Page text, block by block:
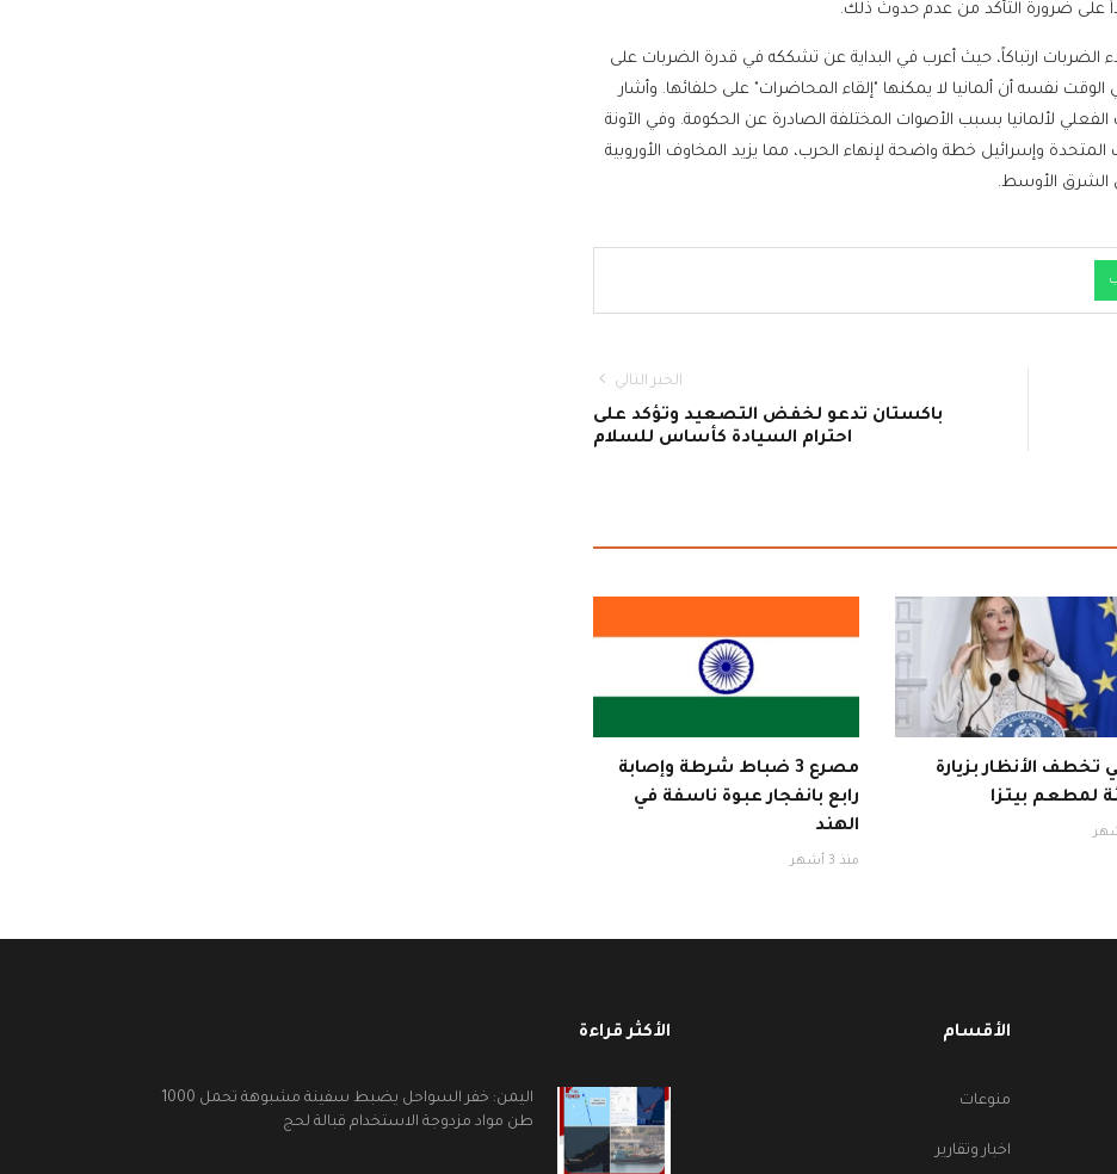
على ضرورة التأكد من عدم حدوث ذلك.
الضربات ارتباكاً، حيث أعرب في البداية عن تشككه في قدرة الضربات على
نفسه أن ألمانيا لا يمكنها "إلقاء المحاضرات" على حلفائها. وأشار
لألمانيا بسبب الأصوات المختلفة الصادرة عن الحكومة. وفي الآونة
المتحدة وإسرائيل خطة واضحة لإنهاء الحرب، مما يزيد المخاوف الأوروبية
الشرق الأوسط.
الخبر التالي
باكستان تدعو لخفض التصعيد وتؤكد على
احترام السيادة كأساس للسلام
تخطف الأنظار بزيارة
لمطعم بيتزا
مصرع 3 ضباط شرطة وإصابة
رابع بانفجار عبوة ناسفة في
الهند
منذ 3 أشهر
الأقسام
منوعات
اخبار وتقارير
الأكثر قراءة
اليمن: خفر السواحل يضبط سفينة مشبوهة تحمل 1000
طن مواد مزدوجة الاستخدام قبالة لحج